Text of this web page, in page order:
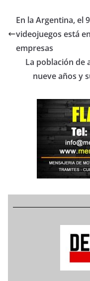
En la Argentina, el
videojuegos está
empresas
La población de
nueve años y